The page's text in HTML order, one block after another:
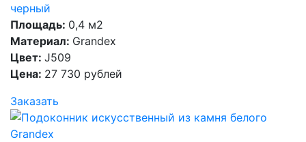
черный
Площадь: 0,4 м2
Материал: Grandex
Цвет: J509
Цена: 27 730 рублей
Заказать